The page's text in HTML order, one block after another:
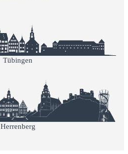
Tübingen
Herrenberg